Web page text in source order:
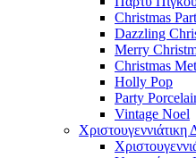
Christmas
Dazzling
Merry
Christmas
Holly Pop
Party
Vintage Noel